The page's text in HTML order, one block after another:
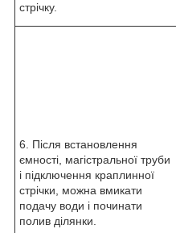
стрічку.
6. Після встановлення
ємності, магістральної труби
і підключення краплинної
стрічки, можна вмикати
подачу води і починати
полив ділянки.